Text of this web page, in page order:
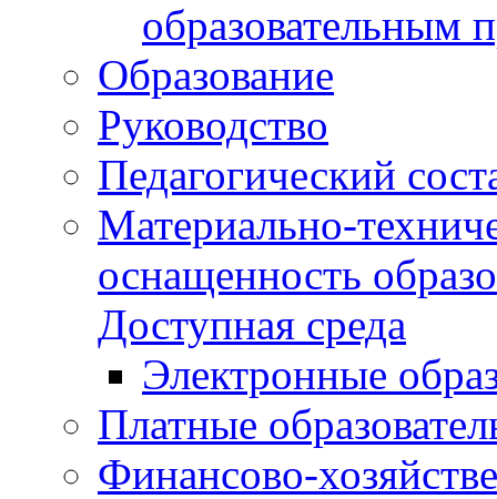
образовательным
Образование
Руководство
Педагогический
Материально-
оснащенность
Доступная среда
Электронные
Платные
Финансово-